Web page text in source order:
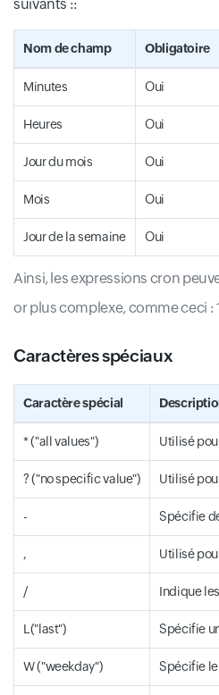
suivants ::
Ainsi, les expressions cron
or plus complexe, comme ceci :
Nom de champ Obligatoire
Minutes Oui
Heures Oui
Jour du mois Oui
Mois Oui
Jour de la semaine Oui
Caractères spéciaux
Caractère spécial
* ("all values") Utilisé
? ("no specific value") Utilisé
- Spécifie
, Utilisé
/ Indique
L("last") Spécifie
W ("weekday") Spécifie le